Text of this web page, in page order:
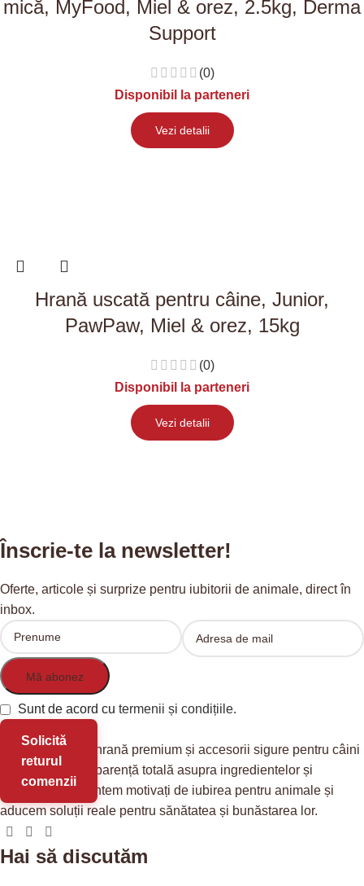
mică, MyFood, Miel & orez, 2.5kg, Derma
Support
(0)
Disponibil la parteneri
Vezi detalii
Hrană uscată pentru câine, Junior,
PawPaw, Miel & orez, 15kg
(0)
Disponibil la parteneri
Vezi detalii
Înscrie-te la newsletter!
Oferte, articole și surprize pentru iubitorii de animale, direct în
inbox.
Sunt de acord cu termenii și condițiile.
Solicită
returul
comenzii
Redis Petoferă hrană premium și accesorii sigure pentru câini
și pisici, cu transparență totală asupra ingredientelor și
provenienței. Suntem motivați de iubirea pentru animale și
aducem soluții reale pentru sănătatea și bunăstarea lor.
Hai să discutăm